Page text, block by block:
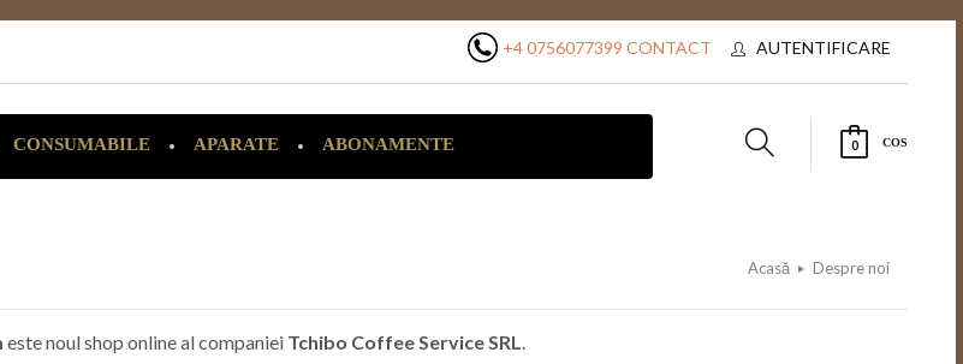
+4 0756077399 CONTACT AUTENTIFICARE
CONSUMABILE APARATE ABONAMENTE 0 COS
Acasă Despre noi
estenoul shop online al companiei Tchibo Coffee Service SRL